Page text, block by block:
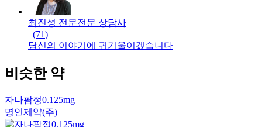
최진성 전문전문 상담사
(71)
당신의 이야기에 귀기울이겠습니다
비슷한 약
자나팜정0.125mg
명인제약(주)